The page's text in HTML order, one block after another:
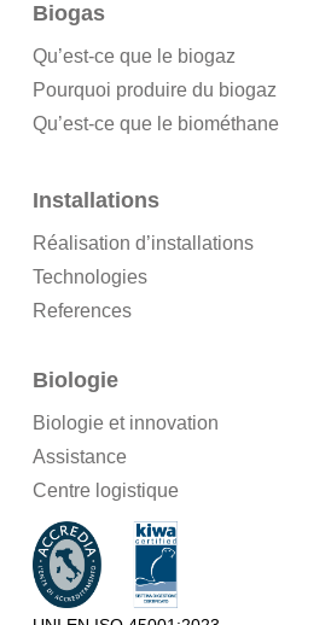
Biogas
Qu’est-ce que le biogaz
Pourquoi produire du biogaz
Qu’est-ce que le biométhane
Installations
Réalisation d’installations
Technologies
References
Biologie
Biologie et innovation
Assistance
Centre logistique